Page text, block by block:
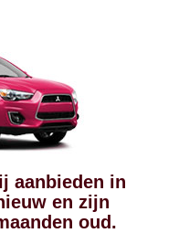
aanbieden in
en zijn
oud.